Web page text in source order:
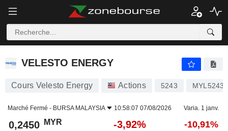
VELESTO ENERGY
VELESTO ENERGY
Cours Velesto Energy Actions 5243
Marché Fermé - BURSA MALAYSIA 10:58:07 07/08/2026 Varia. 1 janv.
0,2450 MYR -3,92% -10,91%